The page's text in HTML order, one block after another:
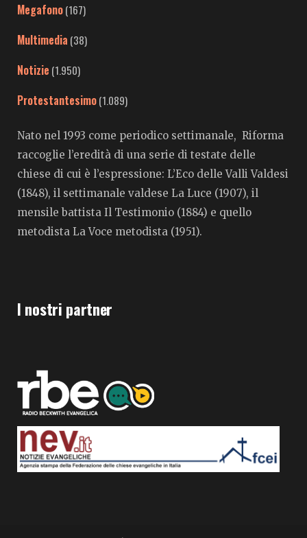
Megafono(167)
Multimedia (38)
Notizie (1.950)
Protestantesimo(1.089)
Nato nel 1993 come periodico settimanale, Riforma
raccoglie l’eredità di una serie di testate delle
chiese di cui è l’espressione: L’Eco delle Valli Valdesi
(1848), il settimanale valdese La Luce (1907), il
mensile battista Il Testimonio (1884) e quello
metodista La Voce metodista (1951).
I nostri partner